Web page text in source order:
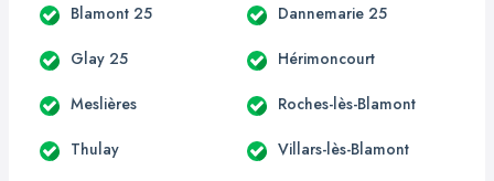
Blamont 25 Dannemarie 25
Glay 25 Hérimoncourt
Meslières Roches-lès-Blamont
Thulay Villars-lès-Blamont